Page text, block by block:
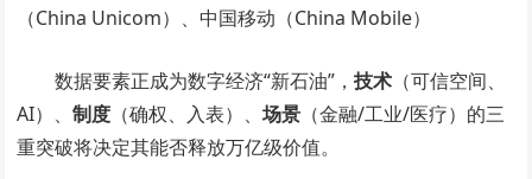
（China Unicom）、中国移动（China Mobile）
数据要素正成为数字经济“新石油”，技术 （可信空间、
AI）、制度 （确权、入表）、场景 （金融/工业/医疗）的三
重突破将决定其能否释放万亿级价值。